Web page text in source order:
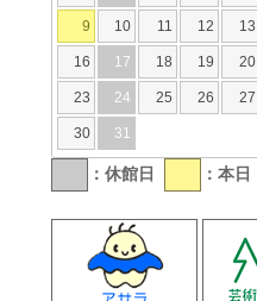
9 10 11 12 13
16 17 18 19 20
23 24 25 26 27
30 31
：休館日 ：本日